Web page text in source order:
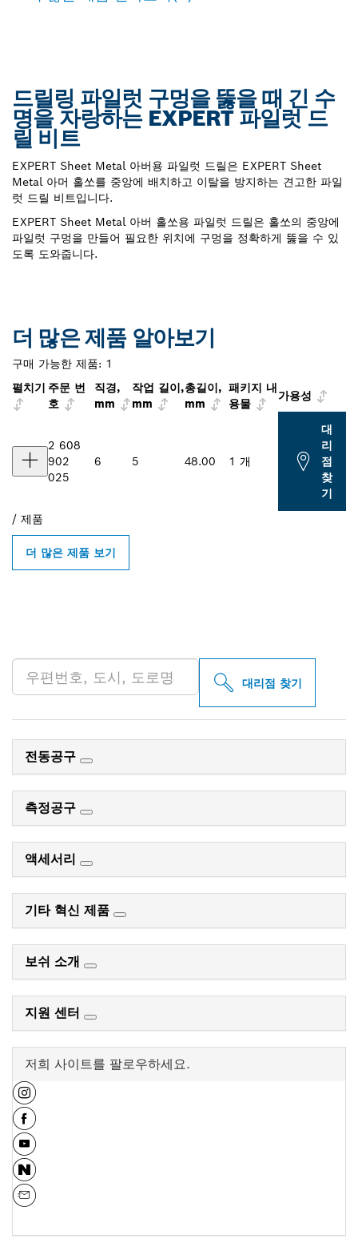
드릴링 파일럿 구멍을 뚫을 때 긴 수
명을 자랑하는 EXPERT 파일럿 드
릴 비트
EXPERT Sheet Metal 아버용 파일럿 드릴은 EXPERT Sheet
Metal 아머 홀쏘를 중앙에 배치하고 이탈을 방지하는 견고한 파일
럿 드릴 비트입니다.
EXPERT Sheet Metal 아버 홀쏘용 파일럿 드릴은 홀쏘의 중앙에
파일럿 구멍을 만들어 필요한 위치에 구멍을 정확하게 뚫을 수 있
도록 도와줍니다.
더 많은 제품 알아보기
구매 가능한 제품: 1
펼치기 주문 번
호
직경,
mm
작업 길이,
mm
총길이,
mm
패키지 내
용물
가용성
2 608
902
025
6 5 48.00 1 개
대
리
점
찾
기
/ 제품
더 많은 제품 보기
대리점 찾기
전동공구
측정공구
액세서리
기타 혁신 제품
보쉬 소개
지원 센터
저희 사이트를 팔로우하세요.